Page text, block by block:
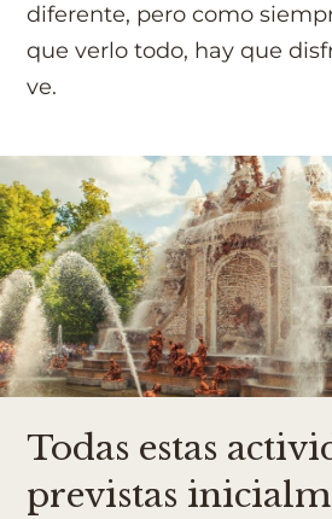
diferente, pero como
que verlo todo, hay que
ve.
Todas estas
previstas